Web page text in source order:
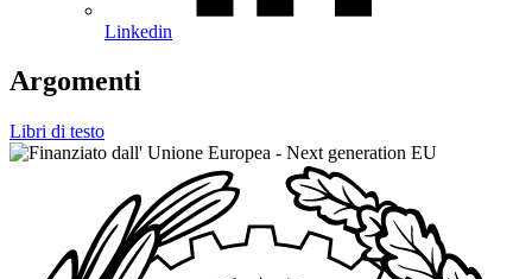
Linkedin
Argomenti
Libri di testo